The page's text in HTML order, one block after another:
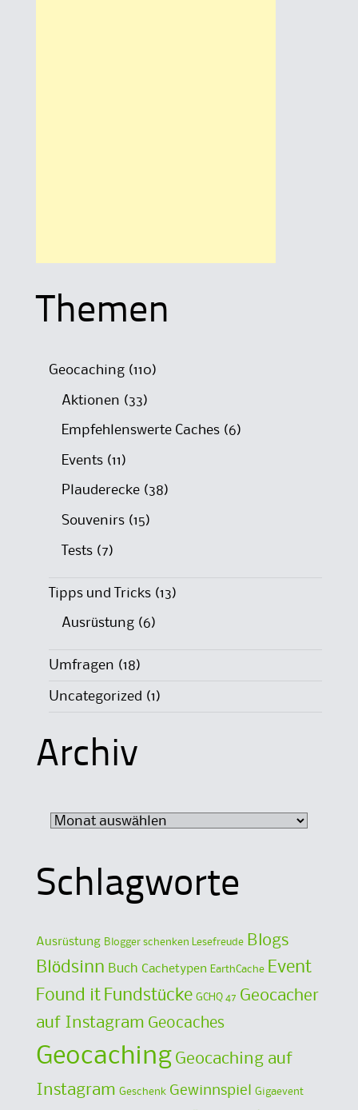
Themen
Geocaching(110)
Aktionen (33)
Empfehlenswerte Caches(6)
Events(11)
Plauderecke(38)
Souvenirs(15)
Tests(7)
Tipps und Tricks(13)
Ausrüstung(6)
Umfragen (18)
Uncategorized (1)
Archiv
Schlagworte
Ausrüstung Blogger schenken Lesefreude Blogs
Blödsinn Buch Cachetypen EarthCache
Event
Found it Fundstücke GCHQ 47 Geocacher
auf Instagram Geocaches
Geocaching Geocaching auf
Instagram Geschenk Gewinnspiel Gigaevent